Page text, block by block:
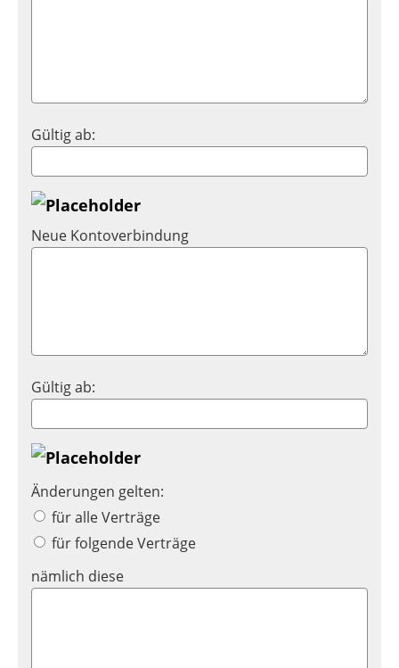
Gültig ab:
Neue Kontoverbindung
Gültig ab:
Änderungen gelten:
für alle Verträge
für folgende Verträge
nämlich diese